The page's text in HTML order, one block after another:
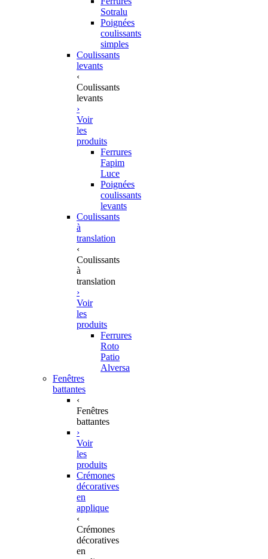
Sotralu
Poignées
coulissants
simples
Coulissants
levants
‹
Coulissants
levants
›
Voir
les
produits
Ferrures
Fapim
Luce
Poignées
coulissants
levants
Coulissants
à
translation
‹
Coulissants
à
translation
›
Voir
les
produits
Ferrures
Roto
Patio
Alversa
Fenêtres
battantes
‹
Fenêtres
battantes
›
Voir
les
produits
Crémones
décoratives
en
applique
‹
Crémones
décoratives
en